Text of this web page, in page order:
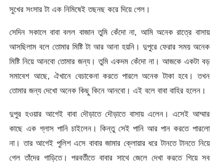
সুখের সংসার টা এক নিমিষেই তছনছ করে দিয়ে গেল।
সেদিন সকালে বাবা বলল বাজান তুমি কেঁদো না, আমি অনেক রাত্রে বাসায়
আসছিলাম বলে তোমার মিষ্টি টা আর আনা হয়নি। দুপুরে ফেরার সময় অনেক
মিষ্টি নিয়ে আনবো তোমার জন্য। তুমি একদম কেঁদো না। আজকে একটা বড়
সমাবেশ আছে, ঐখানে বেচাকেনা করতে পারলে অনেক টাকা হবে। তখন
তোমার জন্য দেখো অনেক কিছু কিনে আনবো। এই বলে বাবা বাহির হলেন।
দুপুর হওয়ার আগেই বাবা দৌড়াতে দৌড়াতে বাসায় এলেন। এসেই আম্মার
কাছে এক গ্লাস পানি চাইলেন। কিন্তু সেই পানি আর পান করতে পারলো
না। তার আগেই পুলিশ এসে বাবার জামার ক্লোয়ার ধরে টানতে টানতে নিয়ে
গেল তাঁদের গাড়িতে। পরবর্তীতে বাবার সাথে জেলে দেখা করতে গিয়ে সব